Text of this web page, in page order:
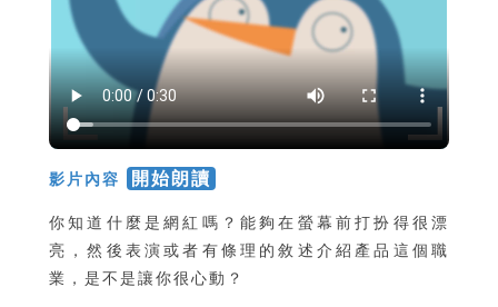
影片內容 開始朗讀
你知道什麼是網紅嗎？能夠在螢幕前打扮得很漂
亮，然後表演或者有條理的敘述介紹產品這個職
業，是不是讓你很心動？